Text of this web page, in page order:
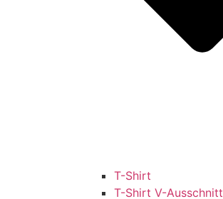
T-Shirt
T-Shirt V-Ausschnitt